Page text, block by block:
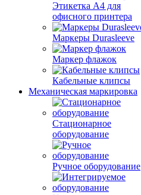
Этикетка А4 для
офисного принтера
Маркеры Durasleeve
Маркер флажок
Кабельные клипсы
Механическая маркировка
Стационарное
оборудование
Ручное оборудование